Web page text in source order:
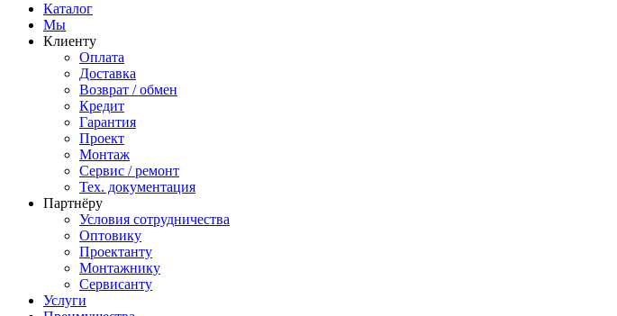
Каталог
Мы
Клиенту
Оплата
Доставка
Возврат / обмен
Кредит
Гарантия
Проект
Монтаж
Сервис / ремонт
Тех. документация
Партнёру
Условия сотрудничества
Оптовику
Проектанту
Монтажнику
Сервисанту
Услуги